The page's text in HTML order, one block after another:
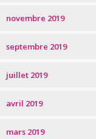
novembre 2019
septembre 2019
juillet 2019
avril 2019
mars 2019